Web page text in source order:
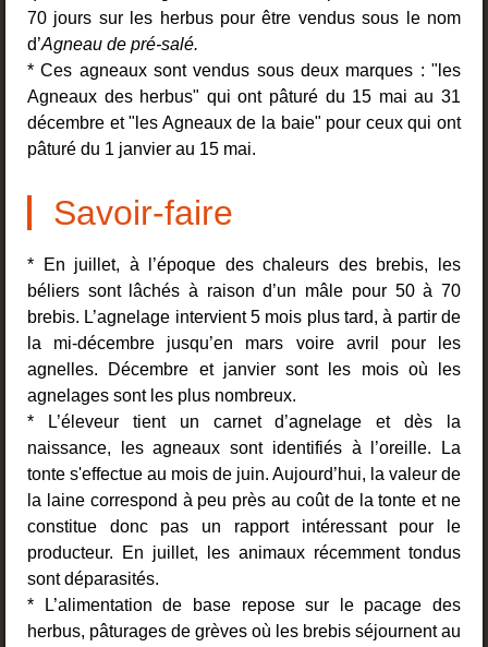
70 jours sur les herbus pour être vendus sous le nom
d’Agneau de pré-salé.
* Ces agneaux sont vendus sous deux marques : "les
Agneaux des herbus" qui ont pâturé du 15 mai au 31
décembre et "les Agneaux de la baie" pour ceux qui ont
pâturé du 1 janvier au 15 mai.
Savoir-faire
* En juillet, à l’époque des chaleurs des brebis, les
béliers sont lâchés à raison d’un mâle pour 50 à 70
brebis. L’agnelage intervient 5 mois plus tard, à partir de
la mi-décembre jusqu’en mars voire avril pour les
agnelles. Décembre et janvier sont les mois où les
agnelages sont les plus nombreux.
* L’éleveur tient un carnet d’agnelage et dès la
naissance, les agneaux sont identifiés à l’oreille. La
tonte s'effectue au mois de juin. Aujourd’hui, la valeur de
la laine correspond à peu près au coût de la tonte et ne
constitue donc pas un rapport intéressant pour le
producteur. En juillet, les animaux récemment tondus
sont déparasités.
* L’alimentation de base repose sur le pacage des
herbus, pâturages de grèves où les brebis séjournent au